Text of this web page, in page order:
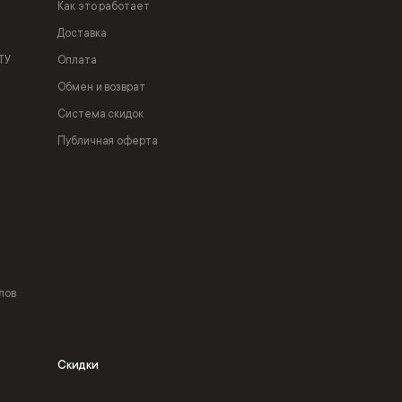
Как это работает
Доставка
Оплата
Обмен и возврат
Система скидок
Публичная оферта
Скидки